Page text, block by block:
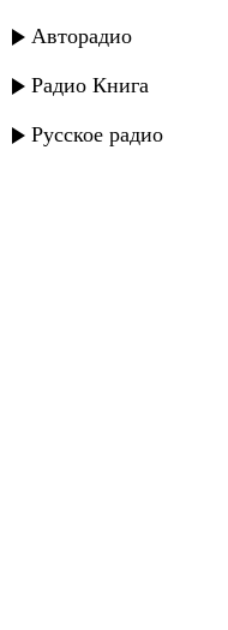
Авторадио
Радио Книга
Русское радио
Даниэль Гарунов,
Аслан Суюнов - Я